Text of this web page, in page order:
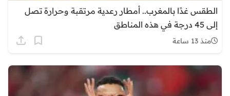
الطقس غدًا بالمغرب.. أمطار رعدية مرتقبة وحرارة تصل
إلى 45 درجة في هذه المناطق
منذ 13 ساعة